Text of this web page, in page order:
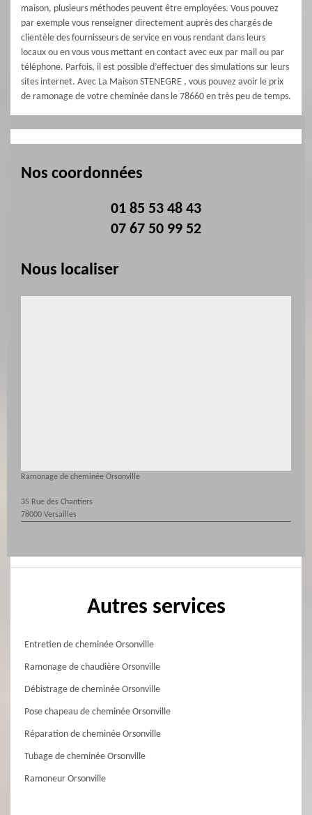
maison, plusieurs méthodes peuvent être employées. Vous pouvez
par exemple vous renseigner directement auprès des chargés de
clientèle des fournisseurs de service en vous rendant dans leurs
locaux ou en vous vous mettant en contact avec eux par mail ou par
téléphone. Parfois, il est possible d’effectuer des simulations sur leurs
sites internet. Avec La Maison STENEGRE , vous pouvez avoir le prix
de ramonage de votre cheminée dans le 78660 en très peu de temps.
Nos coordonnées
01 85 53 48 43
07 67 50 99 52
Nous localiser
Ramonage de cheminée Orsonville
35 Rue des Chantiers
78000 Versailles
Autres services
Entretien de cheminée Orsonville
Ramonage de chaudière Orsonville
Débistrage de cheminée Orsonville
Pose chapeau de cheminée Orsonville
Réparation de cheminée Orsonville
Tubage de cheminée Orsonville
Ramoneur Orsonville